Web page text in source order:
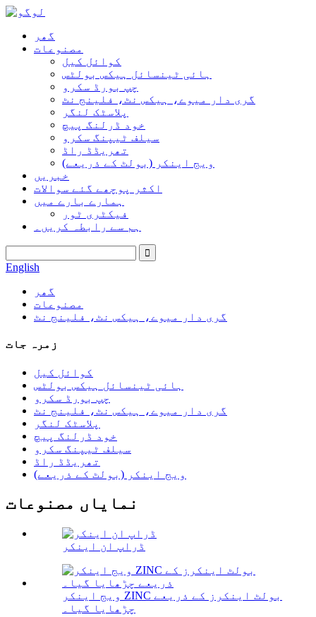
گھر
مصنوعات
کوائل کیل
ہائی ٹینسائل ہیکس بولٹس
چپ بورڈ سکرو
گری دار میوے، ہیکس نٹ، فلینج نٹ
پلاسٹک لنگر
خود ڈرلنگ پیچ
سیلف ٹیپنگ سکرو
تھریڈڈ راڈ
ویج اینکر (بولٹ کے ذریعے)
خبریں
اکثر پوچھے گئے سوالات
ہمارے بارے میں
فیکٹری ٹور
ہم سے رابطہ کریں۔
English
گھر
مصنوعات
گری دار میوے، ہیکس نٹ، فلینج نٹ
زمرہ جات
کوائل کیل
ہائی ٹینسائل ہیکس بولٹس
چپ بورڈ سکرو
گری دار میوے، ہیکس نٹ، فلینج نٹ
پلاسٹک لنگر
خود ڈرلنگ پیچ
سیلف ٹیپنگ سکرو
تھریڈڈ راڈ
ویج اینکر (بولٹ کے ذریعے)
نمایاں مصنوعات
ڈراپ ان اینکر
ویج اینکر ZINC بولٹ اینکرز کے ذریعے
چڑھایا گیا۔